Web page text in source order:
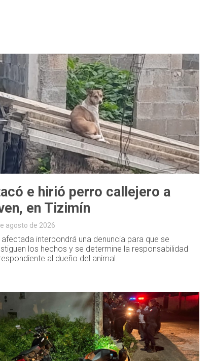
e hirió perro callejero a
en Tizimín
agosto de 2026
afectada interpondrá una denuncia para que se
los hechos y se determine la responsabilidad
al dueño del animal.